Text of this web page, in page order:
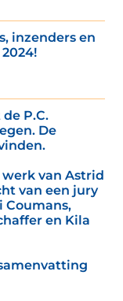
inzenders en
P.C.
De
werk van Astrid
van een jury
Coumans,
en Kila